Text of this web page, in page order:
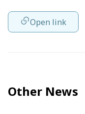
Open link
Other News